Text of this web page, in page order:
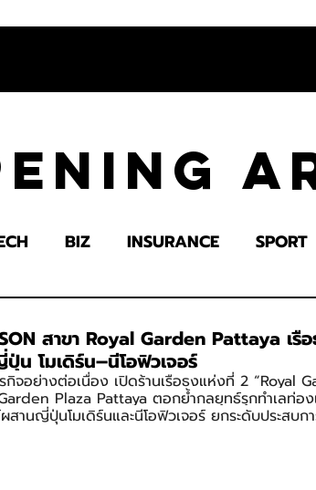
BIZ INSURANCE SPORT
สาขา Royal Garden Pattaya เรื
น โมเดิร์น–นีโอฟิวเจอร์
อย่างต่อเนื่อง เปิดร้านเรือธงแห่งที่ 2 “Royal
Plaza Pattaya ตอกย้ำกลยุทธ์รุกทำเลท่อง
านญี่ปุ่นโมเดิร์นและนีโอฟิวเจอร์ ยกระดับประสบก